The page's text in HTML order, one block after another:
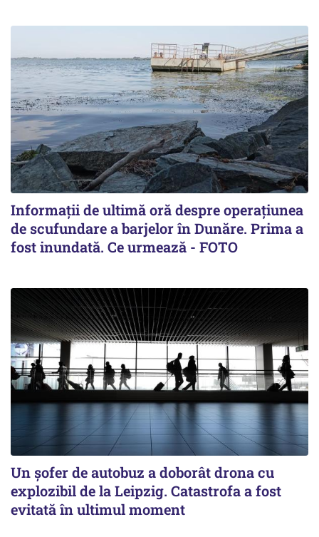
Informații de ultimă oră despre operațiunea
de scufundare a barjelor în Dunăre. Prima a
fost inundată. Ce urmează - FOTO
Un șofer de autobuz a doborât drona cu
explozibil de la Leipzig. Catastrofa a fost
evitată în ultimul moment